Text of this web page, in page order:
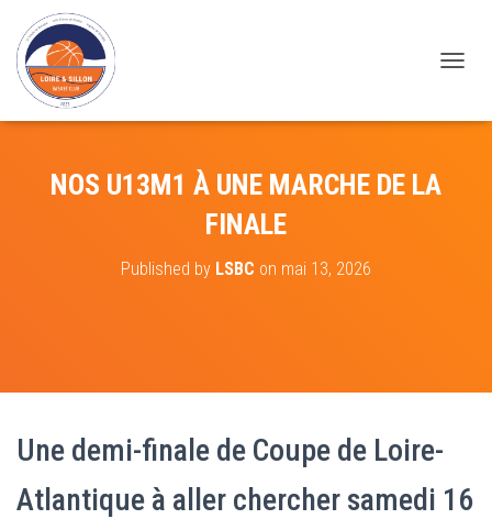
NOS U13M1 À UNE MARCHE DE LA
FINALE
Published by LSBC on mai 13, 2026
Une demi-finale de Coupe de Loire-
Atlantique à aller chercher samedi 16